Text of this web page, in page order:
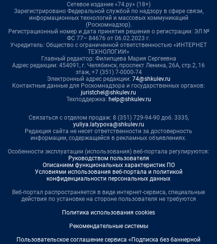
Сетевое издание «74.ру» (18+)
Зарегистрировано Федеральной службой по надзору в сфере связи,
информационных технологий и массовых коммуникаций
(Роскомнадзор).
Регистрационный номер и дата принятия решения о регистрации: ЭЛ №
ФС 77– 84676 от 06.02.2023 г.
Учредитель: Общество с ограниченной ответственностью «ИНТЕРНЕТ
ТЕХНОЛОГИИ»
Главный редактор: Филипцева Мария Сергеевна
Адрес редакции: 454091, г. Челябинск, проспект Ленина, 26А, стр.2, 16
этаж, +7 (351) 7-0000-74
Электронный адрес редакции: 74@shkulev.ru
Контактные данные для Роскомнадзора и государственных органов:
juristchel@shkulev.ru
Техподдержка: help@shkulev.ru
Связаться с отделом продаж: 8 (351) 729-94-90 доб. 3335,
yuliya.latypova@shkulev.ru
Редакция сайта не несет ответственности за достоверность
информации, содержащейся в рекламных объявлениях.
Особенности эксплуатации (использования) веб-портала регулируются:
Руководством пользователя
Описанием функциональных характеристик ПО
Условиями использования веб-портала и политикой
конфиденциальности персональных данных
Веб-портал распространяется в виде интернет-сервиса, специальные
действия по установке на стороне пользователя не требуются
Политика использования cookies
Рекомендательные системы
Пользовательское соглашение сервиса «Подписка без баннерной